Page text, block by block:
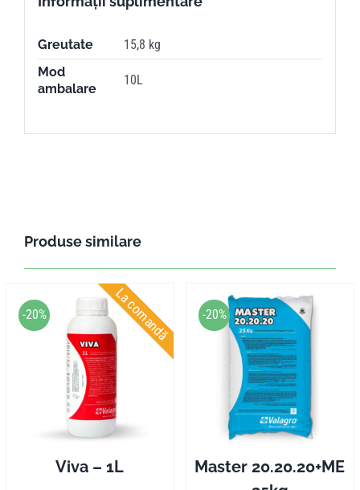
Greutate
15,8 kg
Mod
ambalare
10L
Produse similare
-20% La comandă
Viva – 1L
-20%
Master 20.20.20+ME